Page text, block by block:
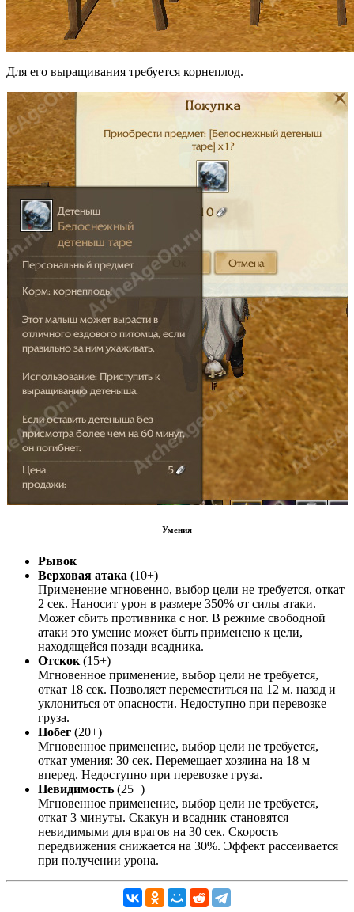
Для его выращивания требуется корнеплод.
Умения
Рывок
Верховая атака (10+)
Применение мгновенно, выбор цели не требуется, откат
2 сек. Наносит урон в размере 350% от силы атаки.
Может сбить противника с ног. В режиме свободной
атаки это умение может быть применено к цели,
находящейся позади всадника.
Отскок (15+)
Мгновенное применение, выбор цели не требуется,
откат 18 сек. Позволяет переместиться на 12 м. назад и
уклониться от опасности. Недоступно при перевозке
груза.
Побег (20+)
Мгновенное применение, выбор цели не требуется,
откат умения: 30 сек. Перемещает хозяина на 18 м
вперед. Недоступно при перевозке груза.
Невидимость (25+)
Мгновенное применение, выбор цели не требуется,
откат 3 минуты. Скакун и всадник становятся
невидимыми для врагов на 30 сек. Скорость
передвижения снижается на 30%. Эффект рассеивается
при получении урона.